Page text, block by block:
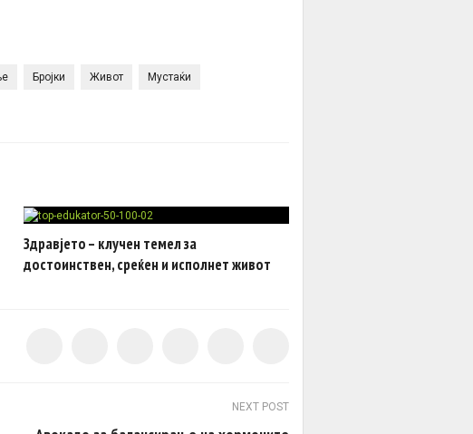
Бројки Живот Мустаќи
Здравјето – клучен темел за
достоинствен, среќен и исполнет живот
NEXT POST